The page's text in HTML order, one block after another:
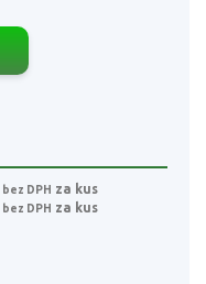
bez DPH za kus
bez DPH za kus